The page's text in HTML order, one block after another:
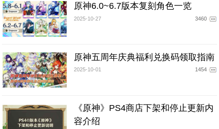
原神6.0~6.7版本复刻角色一览
2025-10-27 3460
原神五周年庆典福利兑换码领取指南
2025-10-01 1454
《原神》PS4商店下架和停止更新内
容介绍